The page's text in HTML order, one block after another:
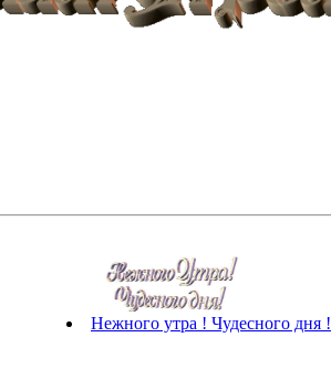
Нежного утра ! Чудесного дня !